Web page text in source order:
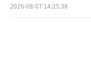
2026-08-07 14:25:38